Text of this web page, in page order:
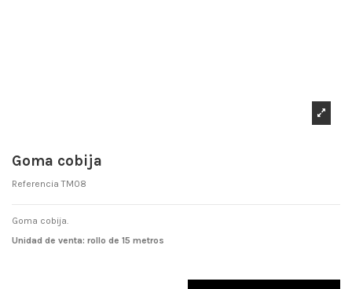
Goma cobija
Referencia TM08
Goma cobija.
Unidad de venta: rollo de 15 metros